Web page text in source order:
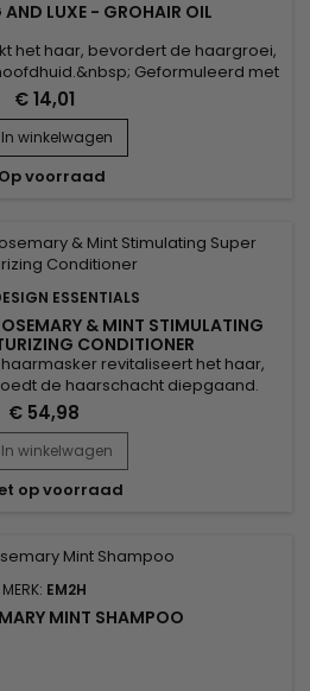
LUXE - GROHAIR OIL
het haar, bevordert de haargroei,
Geformuleerd met
en Jamaicaanse zwarte
Long en Luxe Granaatappel &
stimuleert de groei, hydrateert het
haar dat verzwakt is door...
€ 14,01
In winkelwagen
Op voorraad
ESSENTIALS
& MINT STIMULATING
CONDITIONER
revitaliseert het haar,
de haarschacht diepgaand.
stimuleert de Design Essentials
Super Moisturizing Conditioner
de bloedcirculatie, biedt een
snelle, gezonde haargroei.
€ 54,98
In winkelwagen
op voorraad
MERK: EM2H
MINT SHAMPOO